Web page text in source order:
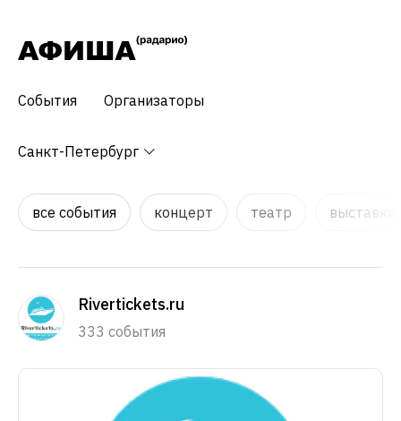
События Организаторы
Санкт-Петербург
все события концерт театр
Rivertickets.ru
333 события